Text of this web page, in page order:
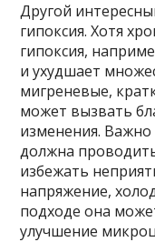
Другой
гипоксия. Хотя
гипоксия,
и ухудшает
мигреневые,
может вызвать
изменения. Важно
должна
избежать
напряжение,
подходе она
улучшение